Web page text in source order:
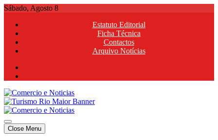
Skip
content
Sábado, Agosto 8
Estatuto Editorial
Ficha Técnica
Contactos
Arquivo Notícias
Comercio e Noticias
Notícias e Publicidade Online
Comercio e Noticias
Notícias e Publicidade Online
Close Menu